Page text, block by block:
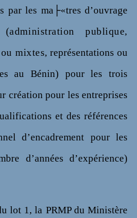
par les ma├«tres d’ouvrage
(administration publique,
mixtes, représentations ou
au Bénin) pour les trois
création pour les entreprises
et des références
d’encadrement pour les
d’années d’expérience)
lot 1, la PRMP du Ministère